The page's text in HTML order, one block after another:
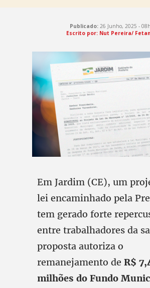
Publicado:26 Junho, 2025 -
Escrito por: Nut Pereira/
Em Jardim (CE), um
lei encaminhado pela
tem gerado forte
entre trabalhadores da
proposta autoriza o
remanejamento de R$
milhões do Fundo